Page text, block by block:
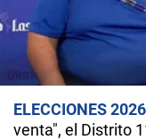
ELECCIONES 2026
venta", el Distrito